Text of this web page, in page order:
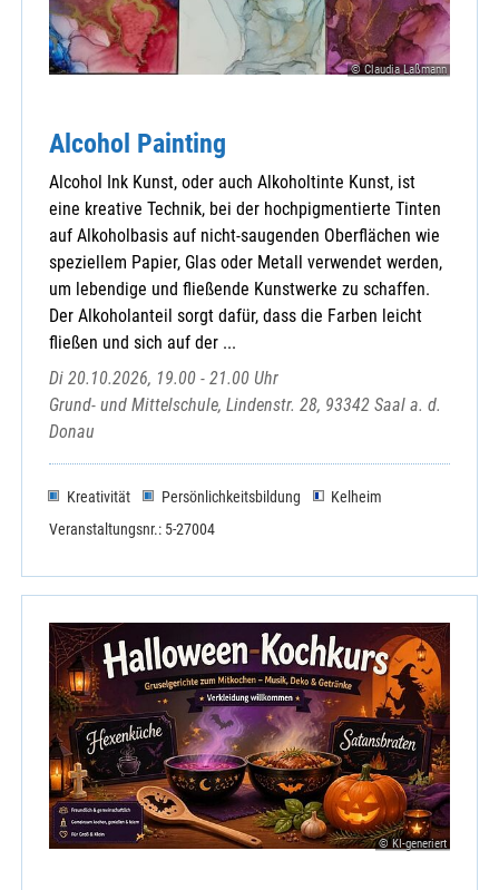
© Claudia Laßmann
Alcohol Painting
Alcohol Ink Kunst, oder auch Alkoholtinte Kunst, ist
eine kreative Technik, bei der hochpigmentierte Tinten
auf Alkoholbasis auf nicht-saugenden Oberflächen wie
speziellem Papier, Glas oder Metall verwendet werden,
um lebendige und fließende Kunstwerke zu schaffen.
Der Alkoholanteil sorgt dafür, dass die Farben leicht
fließen und sich auf der ...
Di 20.10.2026, 19.00 - 21.00 Uhr
Grund- und Mittelschule, Lindenstr. 28, 93342 Saal a. d.
Donau
Kreativität Persönlichkeitsbildung
Kelheim
Veranstaltungsnr.: 5-27004
© KI-generiert